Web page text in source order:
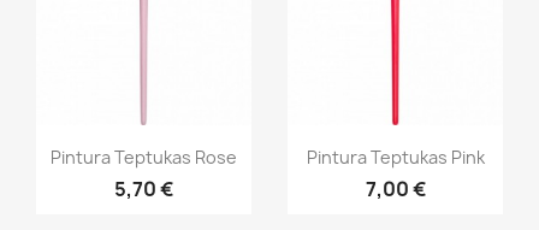
Greita peržiūra
Pintura Teptukas Rose
5,70 €
Greita peržiūra
Pintura Teptukas Pink
7,00 €